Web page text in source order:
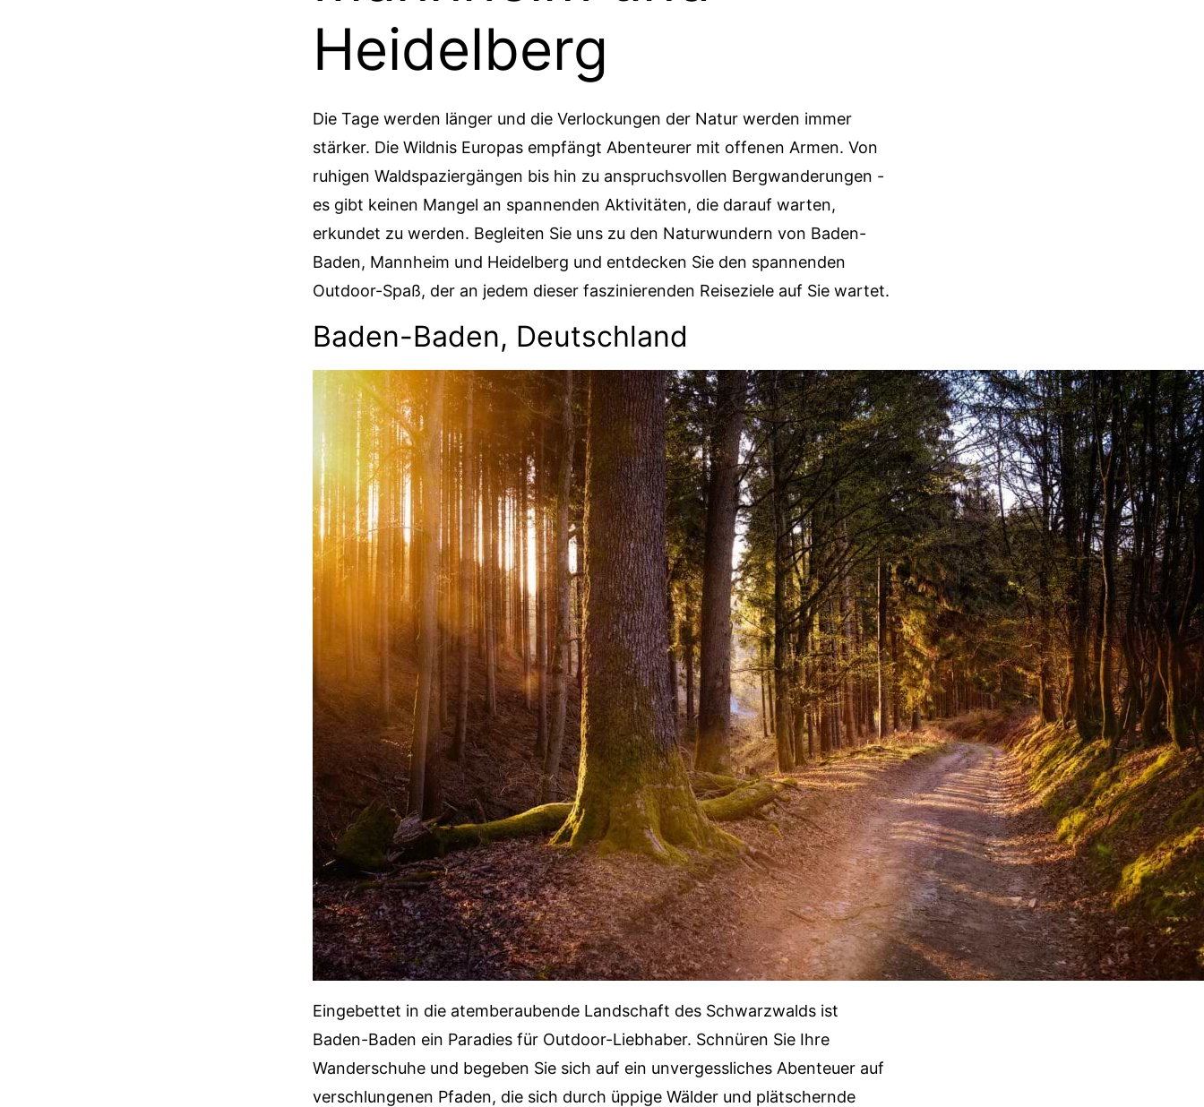
Heidelberg
Die Tage werden länger und die Verlockungen der Natur werden immer
stärker. Die Wildnis Europas empfängt Abenteurer mit offenen Armen. Von
ruhigen Waldspaziergängen bis hin zu anspruchsvollen Bergwanderungen -
es gibt keinen Mangel an spannenden Aktivitäten, die darauf warten,
erkundet zu werden. Begleiten Sie uns zu den Naturwundern von Baden-
Baden, Mannheim und Heidelberg und entdecken Sie den spannenden
Outdoor-Spaß, der an jedem dieser faszinierenden Reiseziele auf Sie wartet.
Baden-Baden, Deutschland
Eingebettet in die atemberaubende Landschaft des Schwarzwalds ist
Baden-Baden ein Paradies für Outdoor-Liebhaber. Schnüren Sie Ihre
Wanderschuhe und begeben Sie sich auf ein unvergessliches Abenteuer auf
verschlungenen Pfaden, die sich durch üppige Wälder und plätschernde